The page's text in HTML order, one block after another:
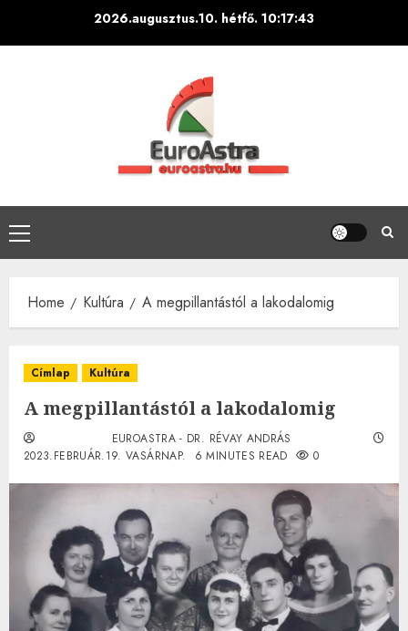
2026.augusztus.10. hétfő. 10:17:45
Primary
Menu
Home Kultúra A megpillantástól a lakodalomig
Címlap Kultúra
A megpillantástól a lakodalomig
EUROASTRA - DR. RÉVAY ANDRÁS
2023.FEBRUÁR.19. VASÁRNAP.
6 MINUTES READ 0